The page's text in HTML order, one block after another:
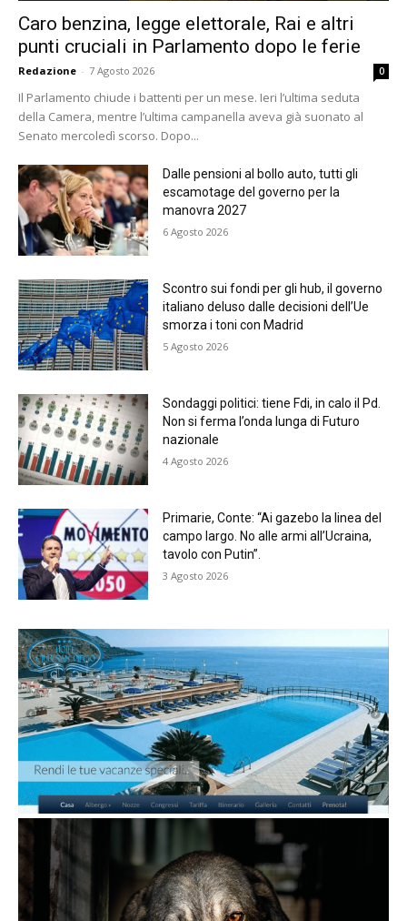
Caro benzina, legge elettorale, Rai e altri
punti cruciali in Parlamento dopo le ferie
Redazione - 7 Agosto 2026 0
Il Parlamento chiude i battenti per un mese. Ieri l’ultima seduta
della Camera, mentre l’ultima campanella aveva già suonato al
Senato mercoledì scorso. Dopo...
Dalle pensioni al bollo auto, tutti gli
escamotage del governo per la
manovra 2027
6 Agosto 2026
Scontro sui fondi per gli hub, il governo
italiano deluso dalle decisioni dell’Ue
smorza i toni con Madrid
5 Agosto 2026
Sondaggi politici: tiene Fdi, in calo il Pd.
Non si ferma l’onda lunga di Futuro
nazionale
4 Agosto 2026
Primarie, Conte: “Ai gazebo la linea del
campo largo. No alle armi all’Ucraina,
tavolo con Putin”.
3 Agosto 2026